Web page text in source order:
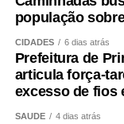
população
CIDADES 6 dias atrás
Prefeitura de
articula força-
excesso de fios
SAÚDE 4 dias atrás